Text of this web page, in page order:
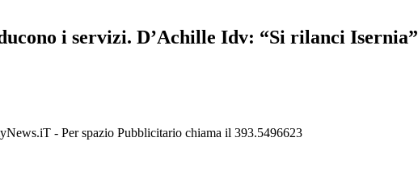
i servizi. D’Achille Idv: “Si rilanci Isernia”
- Per spazio Pubblicitario chiama il 393.5496623